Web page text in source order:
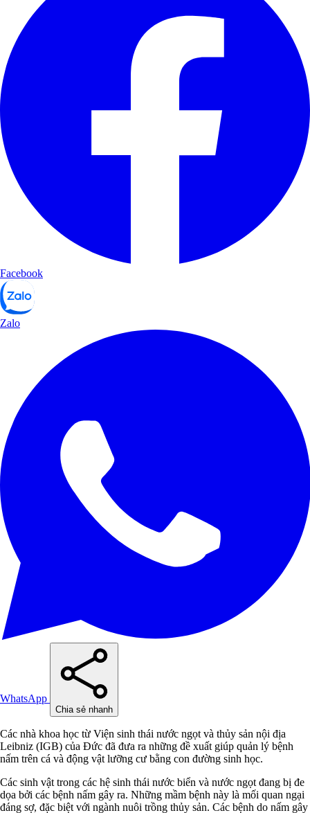
Facebook
Zalo
WhatsApp
Chia sẻ nhanh
Các nhà khoa học từ Viện sinh thái nước ngọt và thủy sản nội địa
Leibniz (IGB) của Đức đã đưa ra những đề xuất giúp quản lý bệnh
nấm trên cá và động vật lưỡng cư bằng con đường sinh học.
Các sinh vật trong các hệ sinh thái nước biển và nước ngọt đang bị đe
dọa bởi các bệnh nấm gây ra. Những mầm bệnh này là mối quan ngại
đáng sợ, đặc biệt với ngành nuôi trồng thủy sản. Các bệnh do nấm gây